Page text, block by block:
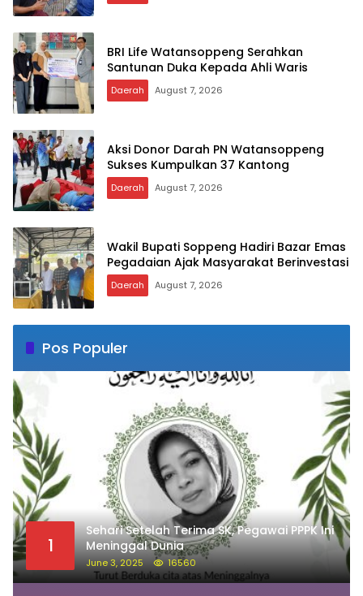
BRI Life Watansoppeng Serahkan
Santunan Duka Kepada Ahli Waris
Daerah August 7, 2026
Aksi Donor Darah PN Watansoppeng
Sukses Kumpulkan 37 Kantong
Daerah August 7, 2026
Wakil Bupati Soppeng Hadiri Bazar Emas
Pegadaian Ajak Masyarakat Berinvestasi
Daerah August 7, 2026
Pos Populer
1
Sehari Setelah Terima SK, Pegawai PPPK Ini
Meninggal Dunia
June 3, 2025 16560